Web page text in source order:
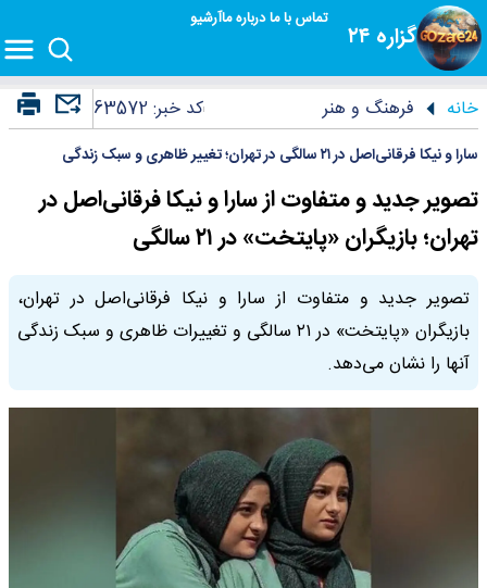
گزاره ۲۴
تماس با مادرباره ماآرشیو
خانه فرهنگ و هنر کد خبر:63572
سارا و نیکا فرقانی‌اصل در ۲۱ سالگی در تهران؛ تغییر ظاهری و سبک زندگی
تصویر جدید و متفاوت از سارا و نیکا فرقانی‌اصل در
تهران؛ بازیگران «پایتخت» در ۲۱ سالگی
تصویر جدید و متفاوت از سارا و نیکا فرقانی‌اصل در تهران،
بازیگران «پایتخت» در ۲۱ سالگی و تغییرات ظاهری و سبک زندگی
آنها را نشان می‌دهد.